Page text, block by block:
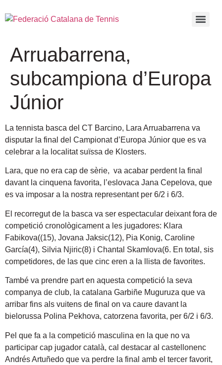
Arruabarrena,
subcampiona d’Europa
Júnior
La tennista basca del CT Barcino, Lara Arruabarrena va
disputar la final del Campionat d’Europa Júnior que es va
celebrar a la localitat suïssa de Klosters.
Lara, que no era cap de sèrie, va acabar perdent la final
davant la cinquena favorita, l’eslovaca Jana Cepelova, que
es va imposar a la nostra representant per 6/2 i 6/3.
El recorregut de la basca va ser espectacular deixant fora de
competició cronològicament a les jugadores: Klara
Fabikova((15), Jovana Jaksic(12), Pia Konig, Caroline
García(4), Silvia Njiric(8) i Chantal Skamlova(6. En total, sis
competidores, de las que cinc eren a la llista de favorites.
També va prendre part en aquesta competició la seva
companya de club, la catalana Garbiñe Muguruza que va
arribar fins als vuitens de final on va caure davant la
bielorussa Polina Pekhova, catorzena favorita, per 6/2 i 6/3.
Pel que fa a la competició masculina en la que no va
participar cap jugador català, cal destacar al castellonenc
Andrés Artuñedo que va perdre la final amb el tercer favorit,